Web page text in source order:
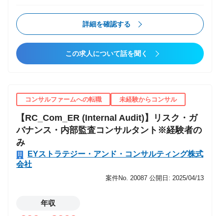
領域を広くカバーし、構想策定、要件定義、システム
導入、運用安定化、継続的な改善までの一連のフェー
ズを一気通貫で支援します。 企業のグローバル化が加
速している現在は、グローバルに統一されたコア人事
を併せて支援することも求められています。 本ポジシ
ョンでは、業務要件を整理し、設計実装を行い、テス
トを経て、運用保守、プロセス改善に至るまでのあら
ゆるフェーズにおいてプロジェクトを遂行します。プ
ロジェクトリーダーの指導の下、メンバー進捗管理や
課題管理等のマネジメントのサポートにも携わってい
ただきます。 クライアント固有の業務要件について
は、Java/ABAPなどによるプログラム開発が発生する
デジタルハブ東京は、2022年9月に新たに開設した、
詳細を確認する
この求人について話を聞く
コンサルファームへの転職 未経験からコンサル
【RC_Com_ER (Internal Audit)】リスク・ガ
バナンス・内部監査コンサルタント※経験者の
み
EYストラテジー・アンド・コンサルティング株式
会社
案件No. 20087 公開日: 2025/04/13
年収